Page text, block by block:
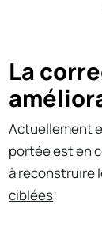
La
Actuellement
portée est en
à reconstruire
ciblées: